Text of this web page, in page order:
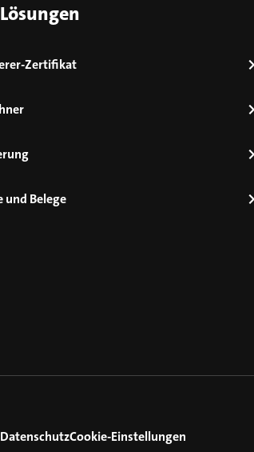
Zertifikat
und Belege
DatenschutzCookie-Einstellungen